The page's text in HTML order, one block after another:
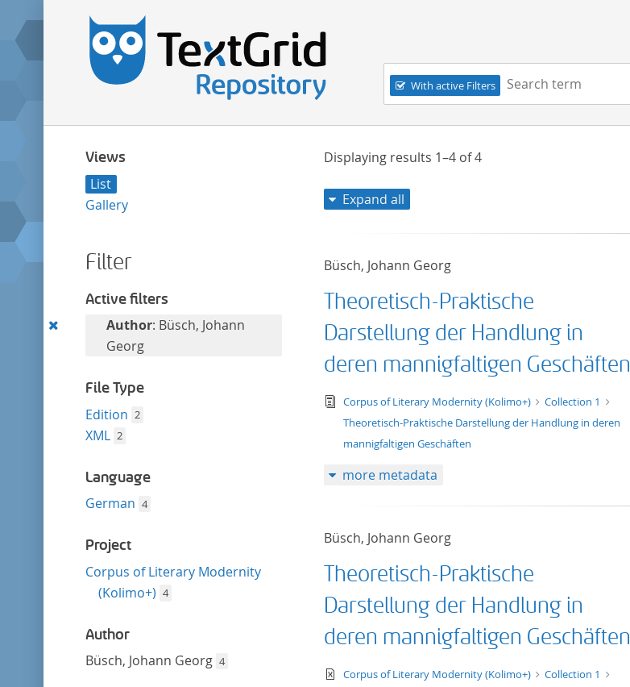
Navigation
With active Filters
Search term:
Views
List
Gallery
Filter
Active filters
RemoveAuthor: Büsch, Johann
Georg
File Type
Edition 2
XML 2
Language
German 4
Project
Corpus of Literary Modernity
(Kolimo+) 4
Author
Büsch, Johann Georg 4
Displaying results 1–4of4
Expand all
Büsch, Johann Georg
Theoretisch-Praktische
Darstellung der Handlung in
deren mannigfaltigen Geschäften
text/tg.edition+tg.aggregation+xml
Corpus of Literary Modernity (Kolimo+)
Collection 1
Theoretisch-Praktische Darstellung der Handlung in deren
mannigfaltigen Geschäften
more metadata
Büsch, Johann Georg
Theoretisch-Praktische
Darstellung der Handlung in
deren mannigfaltigen Geschäften
text/xml
Corpus of Literary Modernity (Kolimo+)
Collection 1